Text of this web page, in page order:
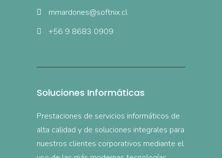
mmardones@softnix.cl
+56 9 8683 0909
Soluciones Informáticas
Prestaciones de servicios informáticos de
alta calidad y de soluciones integrales para
nuestros clientes corporativos mediante el